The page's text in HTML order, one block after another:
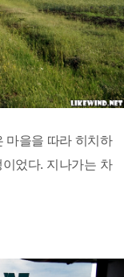
마을을 따라 히치하
었다. 지나가는 차